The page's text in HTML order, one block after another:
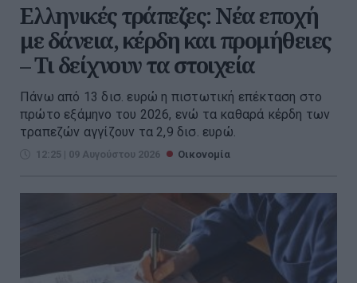
Ελληνικές τράπεζες: Νέα εποχή
με δάνεια, κέρδη και προμήθειες
– Τι δείχνουν τα στοιχεία
Πάνω από 13 δισ. ευρώ η πιστωτική επέκταση στο
πρώτο εξάμηνο του 2026, ενώ τα καθαρά κέρδη των
τραπεζών αγγίζουν τα 2,9 δισ. ευρώ.
12:25 | 09 Αυγούστου 2026 Οικονομία